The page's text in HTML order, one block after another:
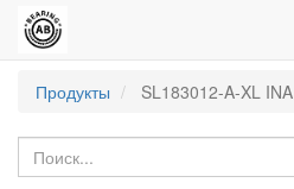
Продукты
SL183012-A-XL INA